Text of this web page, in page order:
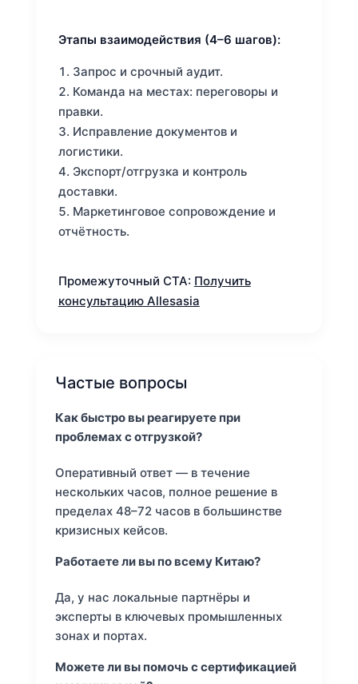
Этапы взаимодействия (4–6 шагов):
Запрос и срочный аудит.
Команда на местах: переговоры и
правки.
Исправление документов и
логистики.
Экспорт/отгрузка и контроль
доставки.
Маркетинговое сопровождение и
отчётность.
Промежуточный CTA: Получить
консультацию Allesasia
Частые вопросы
Как быстро вы реагируете при
проблемах с отгрузкой?
Оперативный ответ — в течение
нескольких часов, полное решение в
пределах 48–72 часов в большинстве
кризисных кейсов.
Работаете ли вы по всему Китаю?
Да, у нас локальные партнёры и
эксперты в ключевых промышленных
зонах и портах.
Можете ли вы помочь с сертификацией